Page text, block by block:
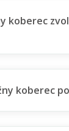
koberec
koberec